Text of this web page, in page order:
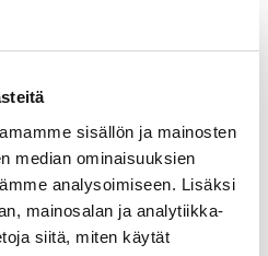
sisällön ja mainosten
median ominaisuuksien
analysoimiseen. Lisäksi
mainosalan ja analytiikka-
siitä, miten käytät
Matkakumppanuuden päivä
25.08.2026